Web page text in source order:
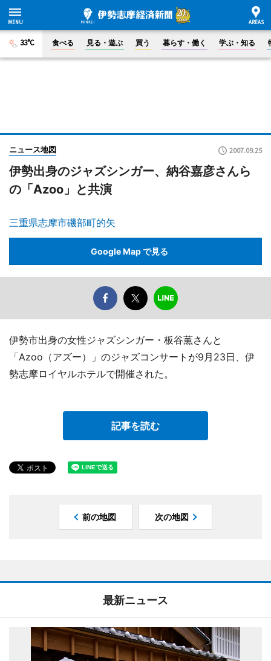
33°C 食べる 見る・遊ぶ 買う 暮らす・働く 学ぶ・知る
ニュース地図 2007.09.25
伊勢出身のジャズシンガー、納谷嘉彦さんら
の「Azoo」と共演
三重県志摩市磯部町的矢
Google Map で見る
伊勢市出身の女性ジャズシンガー・板谷薫さんと
「Azoo（アズー）」のジャズコンサートが9月23日、伊
勢志摩ロイヤルホテルで開催された。
記事を読む
前の地図 次の地図
最新ニュース